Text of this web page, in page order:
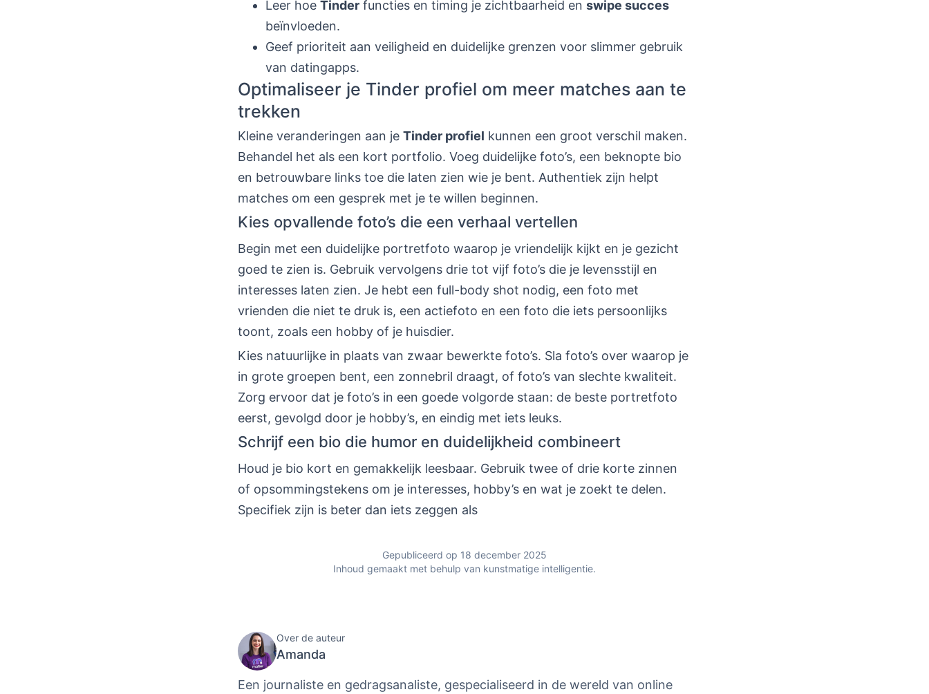
Leer hoe Tinder functies en timing je zichtbaarheid en swipe succes
beïnvloeden.
Geef prioriteit aan veiligheid en duidelijke grenzen voor slimmer gebruik
van datingapps.
Optimaliseer je Tinder profiel om meer matches aan te
trekken
Kleine veranderingen aan je Tinder profiel kunnen een groot verschil maken.
Behandel het als een kort portfolio. Voeg duidelijke foto’s, een beknopte bio
en betrouwbare links toe die laten zien wie je bent. Authentiek zijn helpt
matches om een gesprek met je te willen beginnen.
Kies opvallende foto’s die een verhaal vertellen
Begin met een duidelijke portretfoto waarop je vriendelijk kijkt en je gezicht
goed te zien is. Gebruik vervolgens drie tot vijf foto’s die je levensstijl en
interesses laten zien. Je hebt een full-body shot nodig, een foto met
vrienden die niet te druk is, een actiefoto en een foto die iets persoonlijks
toont, zoals een hobby of je huisdier.
Kies natuurlijke in plaats van zwaar bewerkte foto’s. Sla foto’s over waarop je
in grote groepen bent, een zonnebril draagt, of foto’s van slechte kwaliteit.
Zorg ervoor dat je foto’s in een goede volgorde staan: de beste portretfoto
eerst, gevolgd door je hobby’s, en eindig met iets leuks.
Schrijf een bio die humor en duidelijkheid combineert
Houd je bio kort en gemakkelijk leesbaar. Gebruik twee of drie korte zinnen
of opsommingstekens om je interesses, hobby’s en wat je zoekt te delen.
Specifiek zijn is beter dan iets zeggen als
Gepubliceerd op 18 december 2025
Inhoud gemaakt met behulp van kunstmatige intelligentie.
Over de auteur
Amanda
Een journaliste en gedragsanaliste, gespecialiseerd in de wereld van online